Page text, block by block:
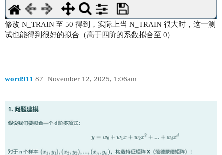
修改 N_TRAIN 至 50 得到，实际上当 N_TRAIN 很大时，这一测
试也能得到很好的拟合（高于四阶的系数拟合至 0）
word911 November 12, 2025, 1:06am
87